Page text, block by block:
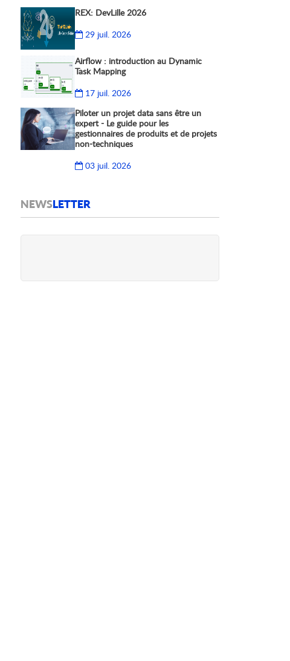
REX: DevLille 2026
29 juil. 2026
Airflow : introduction au Dynamic
Task Mapping
17 juil. 2026
Piloter un projet data sans être un
expert - Le guide pour les
gestionnaires de produits et de projets
non-techniques
03 juil. 2026
NEWSLETTER